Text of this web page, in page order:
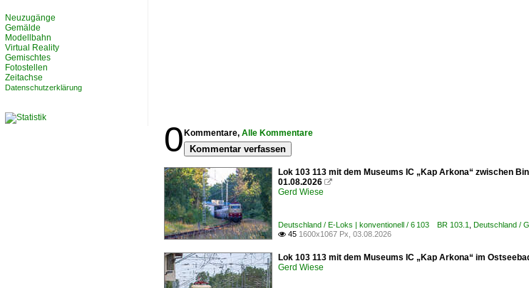
0 Kommentare, Alle Kommentare
Kommentar verfassen
Lok 103 113 mit dem Museums IC „Kap Arkona“ zwischen
01.08.2026 
Gerd Wiese
Deutschland / E-Loks | konventionell / 6 103 BR 103.1 Deutschland /
 45 1600x1067 Px, 03.08.2026
Lok 103 113 mit dem Museums IC „Kap Arkona“ im
Gerd Wiese
Neuzugänge
Gemälde
Modellbahn
Virtual Reality
Gemischtes
Fotostellen
Zeitachse
Datenschutzerklärung